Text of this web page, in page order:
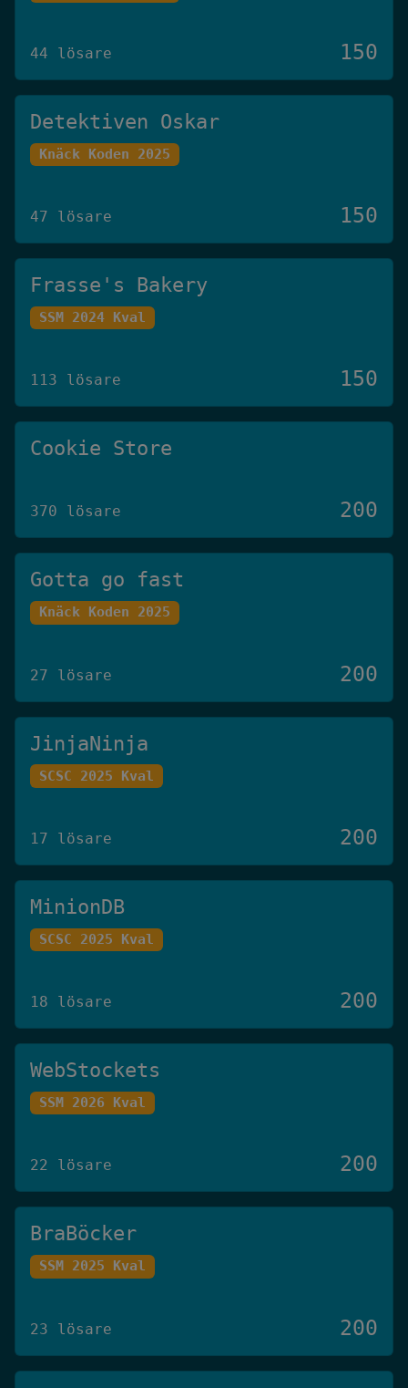
44 lösare 150
Detektiven Oskar
Knäck Koden 2025
47 lösare 150
Frasse's Bakery
SSM 2024 Kval
113 lösare 150
Cookie Store
370 lösare 200
Gotta go fast
Knäck Koden 2025
27 lösare 200
JinjaNinja
SCSC 2025 Kval
17 lösare 200
MinionDB
SCSC 2025 Kval
18 lösare 200
WebStockets
SSM 2026 Kval
22 lösare 200
BraBöcker
SSM 2025 Kval
23 lösare 200